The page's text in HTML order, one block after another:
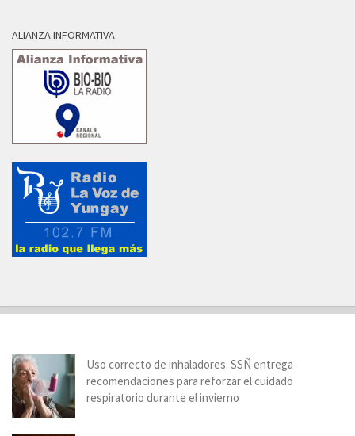
ALIANZA INFORMATIVA
Uso correcto de inhaladores: SSÑ entrega
recomendaciones para reforzar el cuidado
respiratorio durante el invierno